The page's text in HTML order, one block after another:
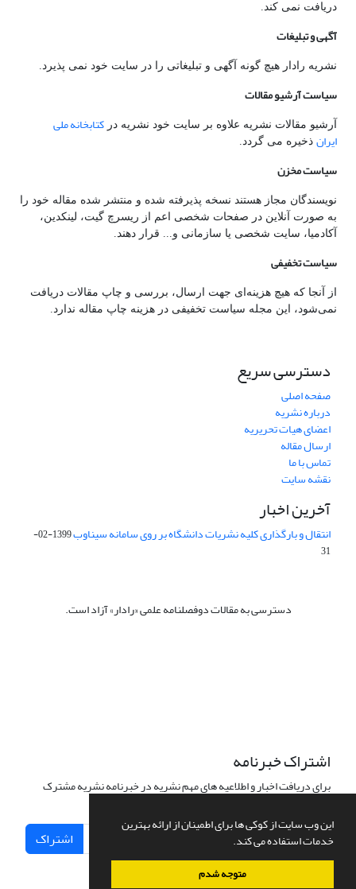
این وب سایت از کوکی ها برای اطمینان از ارائه بهترین
خدمات استفاده می کند.
متوجه شدم
دریافت نمی کند.
آگهی و تبلیغات
نشریه رادار هیچ گونه آگهی و تبلیغاتی را در سایت خود نمی پذیرد.
سیاست آرشیو مقالات
آرشیو مقالات نشریه علاوه بر سایت خود نشریه در کتابخانه ملی
ایران ذخیره می گردد.
سیاست مخزن
نویسندگان مجاز هستند نسخه پذیرفته شده و منتشر شده مقاله خود را
به صورت آنلاین در صفحات شخصی اعم از ریسرچ گیت، لینکدین،
آکادمیا، سایت شخصی یا سازمانی و... قرار دهند.
سیاست تخفیفی
از آنجا که هیچ هزینه‌ای جهت ارسال، بررسی و چاپ مقالات دریافت
نمی‌شود، این مجله سیاست تخفیفی در هزینه چاپ مقاله ندارد.
دسترسی سریع
صفحه اصلی
درباره نشریه
اعضای هیات تحریریه
ارسال مقاله
تماس با ما
نقشه سایت
آخرین اخبار
انتقال و بارگذاری کلیه نشریات دانشگاه بر روی سامانه سیناوب
1399-02-
31
دسترسی به مقالات دوفصلنامه علمی «رادار» آزاد است.
اشتراک خبرنامه
برای دریافت اخبار و اطلاعیه های مهم نشریه در خبرنامه نشریه مشترک
اشتراک